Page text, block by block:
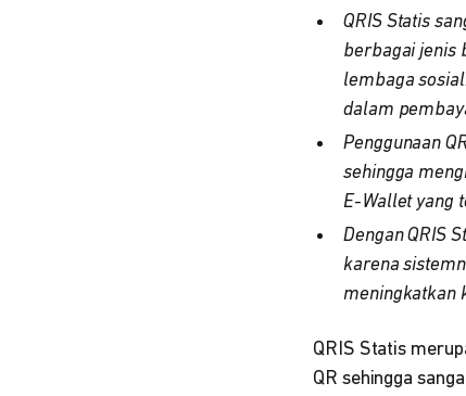
QRIS Statis
berbagai jenis
lembaga
dalam
Penggunaan
sehingga
E-Wallet yang
Dengan QRIS
karena
meningkatkan
QRIS Statis
QR sehingga